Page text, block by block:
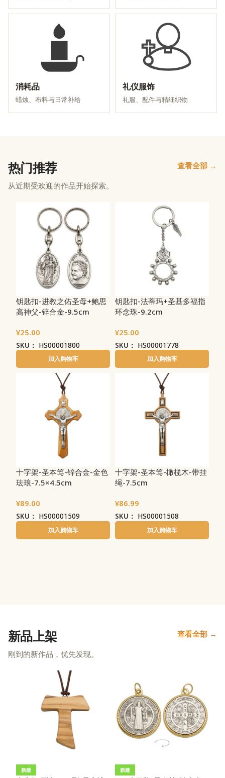
消耗品
蜡烛、布料与日常补给
礼仪服饰
礼服、配件与精细织物
热门推荐
从近期受欢迎的作品开始探索。
查看全部 →
钥匙扣-进教之佑圣母+鲍思
高神父-锌合金-9.5cm
¥25.00
SKU： HS00001800
加入购物车
钥匙扣-法蒂玛+圣基多福指
环念珠-9.2cm
¥25.00
SKU： HS00001778
加入购物车
十字架-圣本笃-锌合金-金色
珐琅-7.5×4.5cm
¥89.00
SKU： HS00001509
加入购物车
十字架-圣本笃-橄榄木-带挂
绳-7.5cm
¥86.99
SKU： HS00001508
加入购物车
新品上架
刚到的新作品，优先发现。
查看全部 →
新建 新建